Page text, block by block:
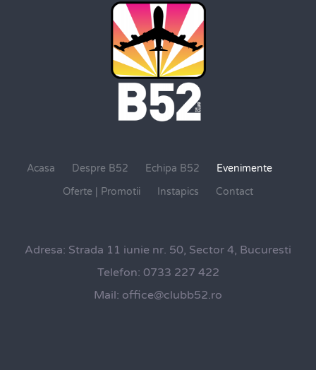
Acasa Despre B52 Echipa B52
Evenimente
Oferte | Promotii
Instapics Contact
Adresa: Strada 11 iunie nr. 50, Sector 4, Bucuresti
Telefon: 0733 227 422
Mail: office@clubb52.ro